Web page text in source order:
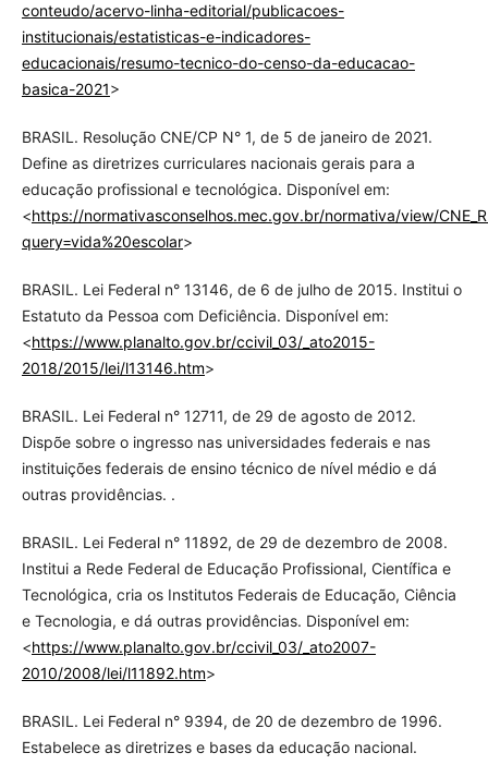
conteudo/acervo-linha-editorial/publicacoes-
institucionais/estatisticas-e-indicadores-
educacionais/resumo-tecnico-do-censo-da-educacao-
basica-2021>
BRASIL. Resolução CNE/CP N° 1, de 5 de janeiro de 2021.
Define as diretrizes curriculares nacionais gerais para a
educação profissional e tecnológica. Disponível em:
<https://normativasconselhos.mec.gov.br/normativa/view/
query=vida%20escolar>
BRASIL. Lei Federal n° 13146, de 6 de julho de 2015. Institui o
Estatuto da Pessoa com Deficiência. Disponível em:
<https://www.planalto.gov.br/ccivil_03/_ato2015-
2018/2015/lei/l13146.htm>
BRASIL. Lei Federal n° 12711, de 29 de agosto de 2012.
Dispõe sobre o ingresso nas universidades federais e nas
instituições federais de ensino técnico de nível médio e dá
outras providências. .
BRASIL. Lei Federal n° 11892, de 29 de dezembro de 2008.
Institui a Rede Federal de Educação Profissional, Científica e
Tecnológica, cria os Institutos Federais de Educação, Ciência
e Tecnologia, e dá outras providências. Disponível em:
<https://www.planalto.gov.br/ccivil_03/_ato2007-
2010/2008/lei/l11892.htm>
BRASIL. Lei Federal n° 9394, de 20 de dezembro de 1996.
Estabelece as diretrizes e bases da educação nacional.